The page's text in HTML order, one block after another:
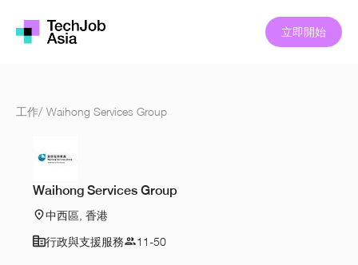
立即開始
工作/ Waihong Services Group
Waihong Services Group
中西區, 香港
行政與支援服務
11-50